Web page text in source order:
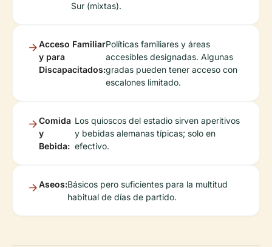
Sur (mixtas).
Acceso Familiar
y para
Discapacitados:
Políticas familiares y áreas
accesibles designadas. Algunas
gradas pueden tener acceso con
escalones limitado.
Comida
y
Bebida:
Los quioscos del estadio sirven aperitivos
y bebidas alemanas típicas; solo en
efectivo.
Aseos:Básicos pero suficientes para la multitud
habitual de días de partido.